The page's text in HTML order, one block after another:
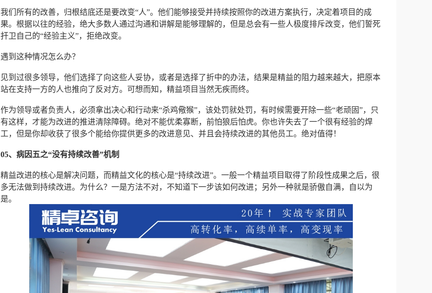
我们所有的改善，归根结底还是要改变“人”。他们能够接受并持续按照你的改进方案执行，决定着项目的成
果。根据以往的经验，绝大多数人通过沟通和讲解是能够理解的，但是总会有一些人极度排斥改变，他们誓死
扞卫自己的“经验主义”，拒绝改变。
遇到这种情况怎么办？
见到过很多领导，他们选择了向这些人妥协，或者是选择了折中的办法，结果是精益的阻力越来越大，把原本
站在支持一方的人也推向了反对方。可想而知，精益项目当然无疾而终。
作为领导或者负责人，必须拿出决心和行动来“杀鸡儆猴”，该处罚就处罚，有时候需要开除一些“老顽固”，只
有这样，才能为改进的推进清除障碍。绝对不能优柔寡断，前怕狼后怕虎。你也许失去了一个很有经验的焊
工，但是你却收获了很多个能给你提供更多的改进意见、并且会持续改进的其他员工。绝对值得！
05、病因五之“没有持续改善”机制
精益改进的核心是解决问题，而精益文化的核心是“持续改进”。一般一个精益项目取得了阶段性成果之后，很
多无法做到持续改进。为什么？一是方法不对，不知道下一步该如何改进；另外一种就是骄傲自满，自以为
是。